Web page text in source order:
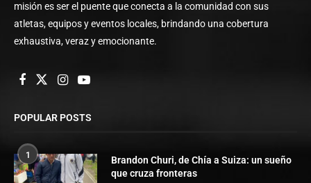
misión es ser el puente que conecta a la comunidad con sus
atletas, equipos y eventos locales, brindando una cobertura
exhaustiva, veraz y emocionante.
POPULAR POSTS
1
Brandon Churi, de Chía a Suiza: un sueño
que cruza fronteras